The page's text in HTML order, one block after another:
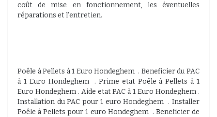
coût de mise en fonctionnement, les éventuelles
réparations et l’entretien.
Poêle à Pellets à 1 Euro Hondeghem . Beneficier du PAC
à 1 Euro Hondeghem . Prime etat Poêle à Pellets à 1
Euro Hondeghem . Aide etat PAC à 1 Euro Hondeghem .
Installation du PAC pour 1 euro Hondeghem . Installer
Poêle à Pellets pour 1 euro Hondeghem . Beneficier de